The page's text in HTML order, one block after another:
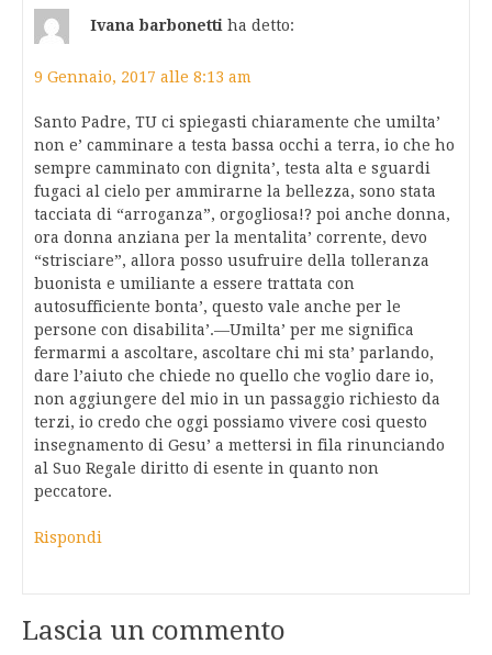
Ivana barbonetti ha detto:
9 Gennaio, 2017 alle 8:13 am
Santo Padre, TU ci spiegasti chiaramente che umilta’
non e’ camminare a testa bassa occhi a terra, io che ho
sempre camminato con dignita’, testa alta e sguardi
fugaci al cielo per ammirarne la bellezza, sono stata
tacciata di “arroganza”, orgogliosa!? poi anche donna,
ora donna anziana per la mentalita’ corrente, devo
“strisciare”, allora posso usufruire della tolleranza
buonista e umiliante a essere trattata con
autosufficiente bonta’, questo vale anche per le
persone con disabilita’.—Umilta’ per me significa
fermarmi a ascoltare, ascoltare chi mi sta’ parlando,
dare l’aiuto che chiede no quello che voglio dare io,
non aggiungere del mio in un passaggio richiesto da
terzi, io credo che oggi possiamo vivere cosi questo
insegnamento di Gesu’ a mettersi in fila rinunciando
al Suo Regale diritto di esente in quanto non
peccatore.
Rispondi
Lascia un commento